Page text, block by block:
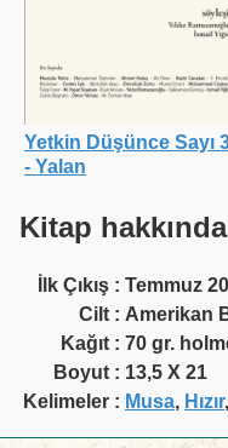
Yetkin Düşünce Sayı
- Yalan
Kitap
İlk Çıkış : Temmuz
Cilt : Amerikan
Kağıt : 70 gr.
Boyut : 13,5 X 21
Kelimeler : Musa, Hızır,